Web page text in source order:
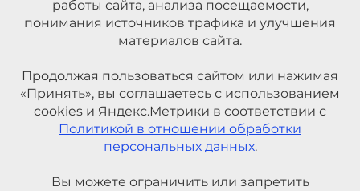
работы сайта, анализа посещаемости,
понимания источников трафика и улучшения
материалов сайта.
Продолжая пользоваться сайтом или нажимая
«Принять», вы соглашаетесь с использованием
cookies и Яндекс.Метрики в соответствии с
Политикой в отношении обработки
персональных данных.
Вы можете ограничить или запретить